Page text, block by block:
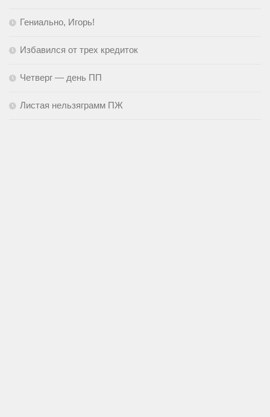
Гениально, Игорь!
Избавился от трех кредиток
Четверг — день ПП
Листая нельзяграмм ПЖ